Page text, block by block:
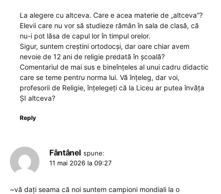
La alegere cu altceva. Care e acea materie de „altceva”?
Elevii care nu vor să studieze rămân în sala de clasă, că
nu-i pot lăsa de capul lor în timpul orelor.
Sigur, suntem creștini ortodocși, dar oare chiar avem
nevoie de 12 ani de religie predată în școală?
Comentariul de mai sus e bineînțeles al unui cadru didactic
care se teme pentru norma lui. Vă înțeleg, dar voi,
profesorii de Religie, înțelegeți că la Liceu ar putea învăța
ȘI altceva?
Reply
Fântânel spune:
11 mai 2026 la 09:27
~vă dați seama că noi suntem campioni mondiali la o